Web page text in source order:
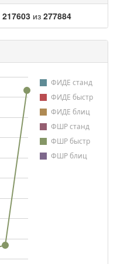
217603 из 277884
ФИДЕ станд
ФИДЕ быстр
ФИДЕ блиц
ФШР станд
ФШР быстр
ФШР блиц